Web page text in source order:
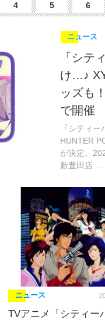
4 5 6
ニュース
「シテ
け…♪
ッズも
で開催
『シティ
HUNTER
が決定。
新豊田店 …
ニュース
TVアニメ「シティー